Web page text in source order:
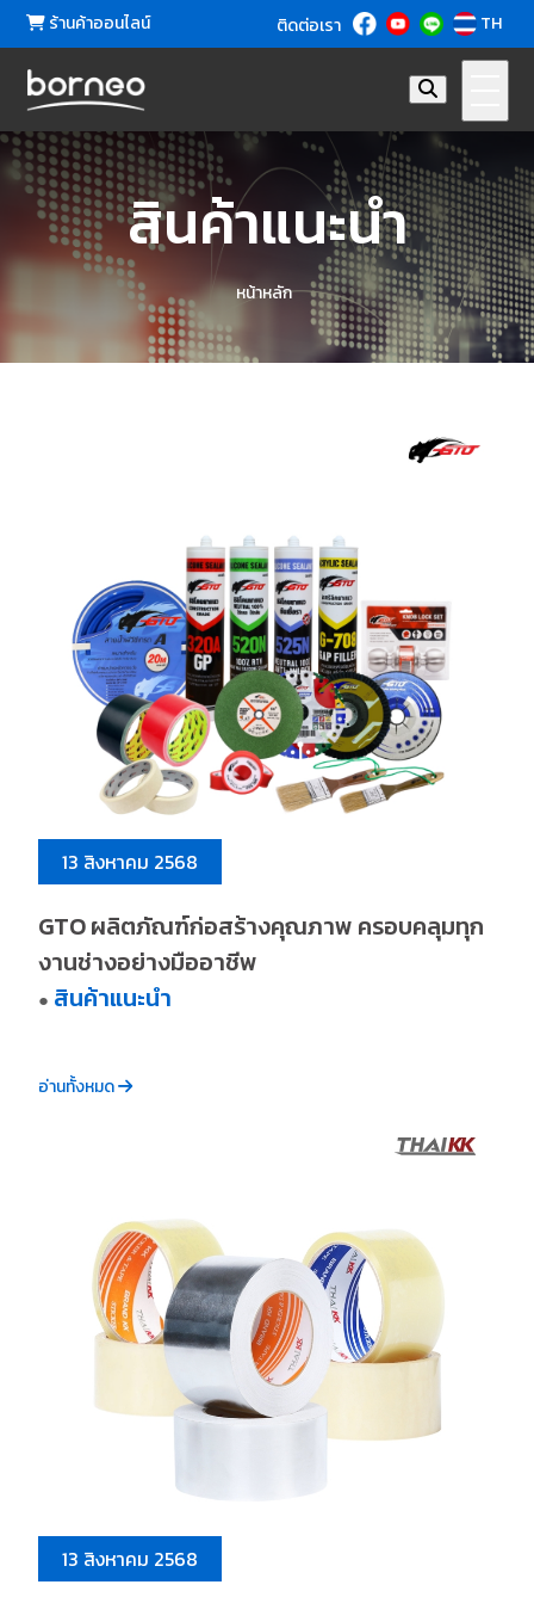
ร้านค้าออนไลน์ ติดต่อเรา TH
สินค้าแนะนำ
หน้าหลัก
13 สิงหาคม 2568
GTO ผลิตภัณฑ์ก่อสร้างคุณภาพ ครอบคลุมทุก
งานช่างอย่างมืออาชีพ
● สินค้าแนะนำ
อ่านทั้งหมด
13 สิงหาคม 2568